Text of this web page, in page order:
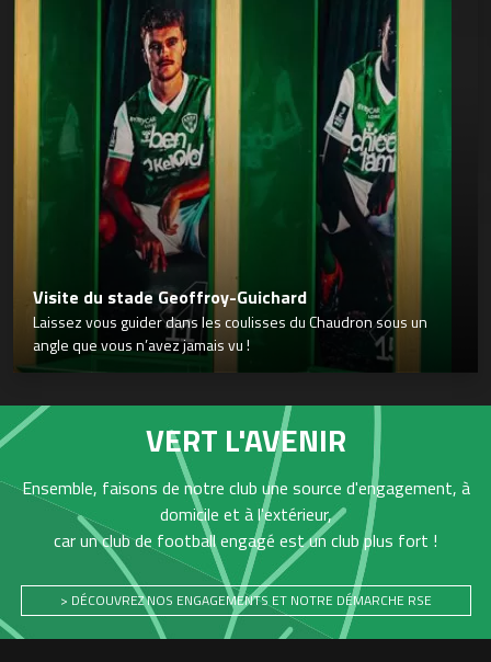
Visite du stade Geoffroy-Guichard
Laissez vous guider dans les coulisses du Chaudron sous un
angle que vous n’avez jamais vu !
VERT L'AVENIR
Ensemble, faisons de notre club une source d'engagement, à
domicile et à l'extérieur,
car un club de football engagé est un club plus fort !
> DÉCOUVREZ NOS ENGAGEMENTS ET NOTRE DÉMARCHE RSE